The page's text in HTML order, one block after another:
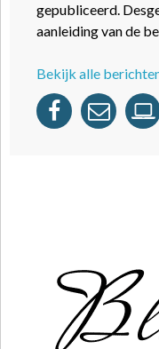
gepubliceerd.
aanleiding van de
Bekijk alle